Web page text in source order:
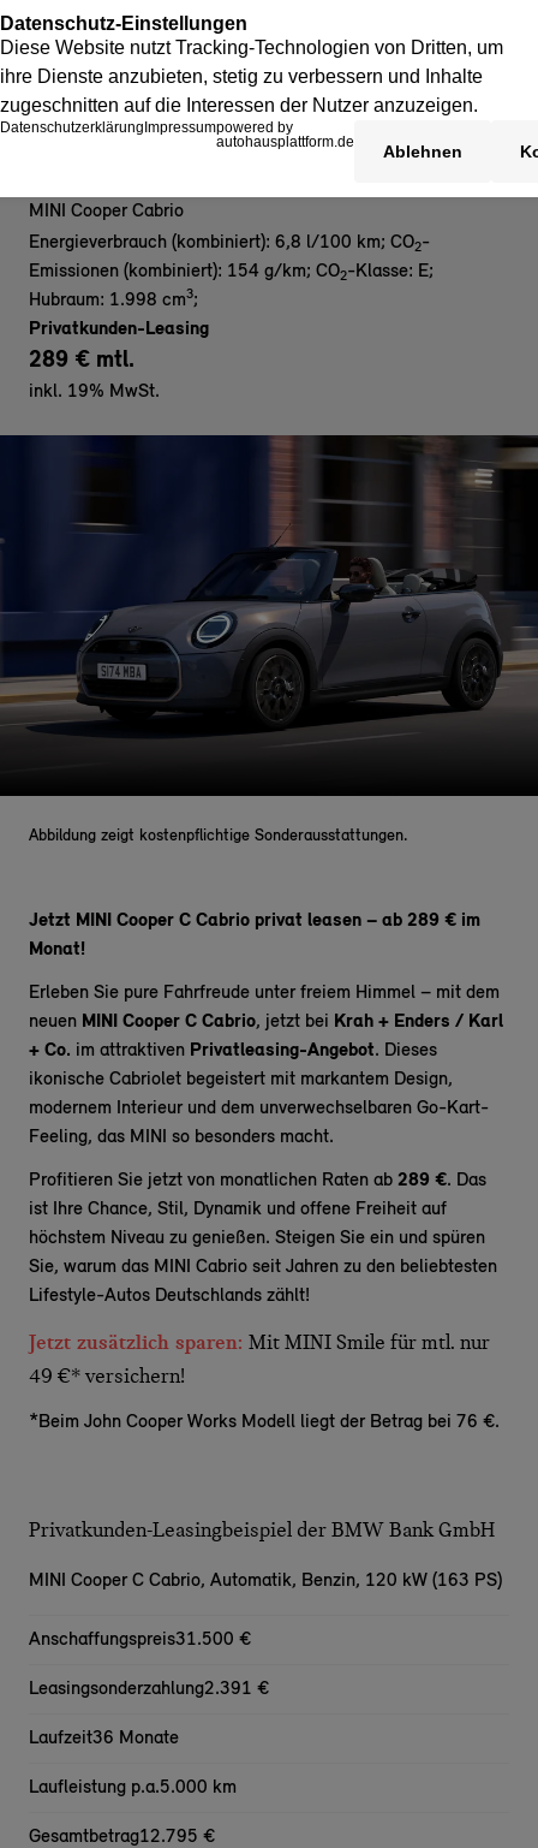
MINI Cooper Cabrio
Energieverbrauch (kombiniert): 6,8 l/100 km; CO2-
Emissionen (kombiniert): 154 g/km; CO2-Klasse: E;
Hubraum: 1.998 cm3;
Privatkunden-Leasing
289 € mtl.
inkl. 19% MwSt.
Abbildung zeigt kostenpflichtige Sonderausstattungen.
Jetzt MINI Cooper C Cabrio privat leasen – ab 289 € im
Monat!
Erleben Sie pure Fahrfreude unter freiem Himmel – mit dem
neuen MINI Cooper C Cabrio, jetzt bei Krah + Enders / Karl
+ Co. im attraktiven Privatleasing-Angebot. Dieses
ikonische Cabriolet begeistert mit markantem Design,
modernem Interieur und dem unverwechselbaren Go-Kart-
Feeling, das MINI so besonders macht.
Profitieren Sie jetzt von monatlichen Raten ab 289 €. Das
ist Ihre Chance, Stil, Dynamik und offene Freiheit auf
höchstem Niveau zu genießen. Steigen Sie ein und spüren
Sie, warum das MINI Cabrio seit Jahren zu den beliebtesten
Lifestyle-Autos Deutschlands zählt!
Jetzt zusätzlich sparen: Mit MINI Smile für mtl. nur
49 €* versichern!
*Beim John Cooper Works Modell liegt der Betrag bei 76 €.
Privatkunden-Leasingbeispiel der BMW Bank GmbH
MINI Cooper C Cabrio, Automatik, Benzin, 120 kW (163 PS)
Anschaffungspreis31.500 €
Leasingsonderzahlung2.391 €
Laufzeit36 Monate
Laufleistung p.a.5.000 km
Gesamtbetrag12.795 €